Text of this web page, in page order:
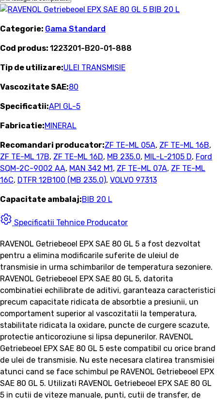
Categorie: Gama Standard
Cod produs: 1223201-B20-01-888
Tip de utilizare:ULEI TRANSMISIE
Vascozitate SAE:80
Specificatii:API GL-5
Fabricatie:MINERAL
Recomandari producator:ZF TE-ML 05A, ZF TE-ML 16B,
ZF TE-ML 17B, ZF TE-ML 16D, MB 235.0, MIL-L-2105 D, Ford
SQM-2C-9002 AA, MAN 342 M1, ZF TE-ML 07A, ZF TE-ML
16C, DTFR 12B100 (MB 235.0), VOLVO 97313
Capacitate ambalaj:BIB 20 L
Specificatii Tehnice Producator
RAVENOL Getriebeoel EPX SAE 80 GL 5 a fost dezvoltat
pentru a elimina modificarile suferite de uleiul de
transmisie in urma schimbarilor de temperatura sezoniere.
RAVENOL Getriebeoel EPX SAE 80 GL 5, datorita
combinatiei echilibrate de aditivi, garanteaza caracteristici
precum capacitate ridicata de absorbtie a presiunii, un
comportament superior al vascozitatii la temperatura,
stabilitate ridicata la oxidare, puncte de curgere scazute,
protectie anticoroziune si lipsa depunerilor. RAVENOL
Getriebeoel EPX SAE 80 GL 5 este compatibil cu orice brand
de ulei de transmisie. Nu este necesara clatirea transmisiei
atunci cand se face schimbul pe RAVENOL Getriebeoel EPX
SAE 80 GL 5. Utilizati RAVENOL Getriebeoel EPX SAE 80 GL
5 in cutii de viteze manuale, punti, cutii de transfer, de